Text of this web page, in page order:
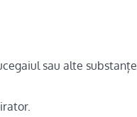
sau alte substanțe